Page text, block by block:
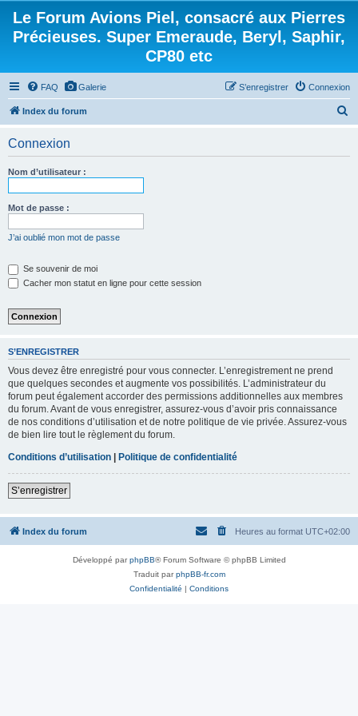
Le Forum Avions Piel, consacré aux Pierres
Précieuses. Super Emeraude, Beryl, Saphir,
CP80 etc
FAQ Galerie Connexion
S’enregistrer
Index du forum
Connexion
Nom d’utilisateur :
Mot de passe :
J’ai oublié mon mot de passe
Se souvenir de moi
Cacher mon statut en ligne pour cette session
S’ENREGISTRER
Vous devez être enregistré pour vous connecter. L’enregistrement ne prend
que quelques secondes et augmente vos possibilités. L’administrateur du
forum peut également accorder des permissions additionnelles aux membres
du forum. Avant de vous enregistrer, assurez-vous d’avoir pris connaissance
de nos conditions d’utilisation et de notre politique de vie privée. Assurez-vous
de bien lire tout le règlement du forum.
Conditions d’utilisation | Politique de confidentialité
S’enregistrer
Index du forum Heures au format UTC+02:00
Développé parphpBB® Forum Software © phpBB Limited
Traduit parphpBB-fr.com
Confidentialité | Conditions